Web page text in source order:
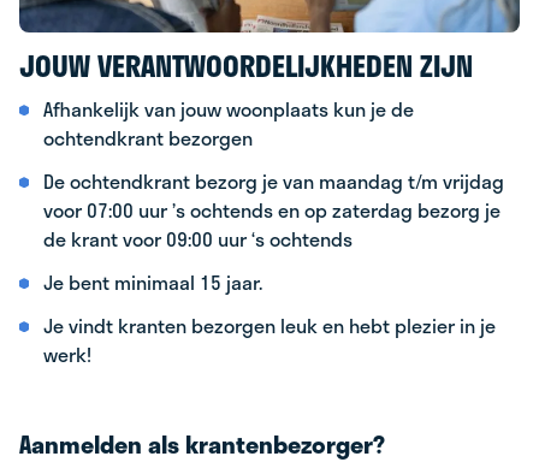
JOUW VERANTWOORDELIJKHEDEN ZIJN
Afhankelijk van jouw woonplaats kun je de
ochtendkrant bezorgen
De ochtendkrant bezorg je van maandag t/m vrijdag
voor 07:00 uur ’s ochtends en op zaterdag bezorg je
de krant voor 09:00 uur ‘s ochtends
Je bent minimaal 15 jaar.
Je vindt kranten bezorgen leuk en hebt plezier in je
werk!
Aanmelden als krantenbezorger?